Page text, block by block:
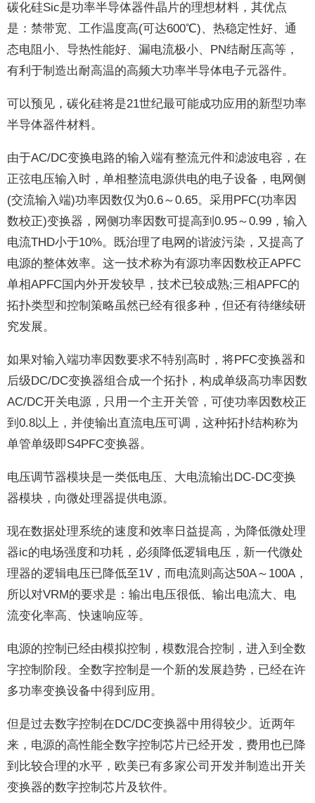
碳化硅Sic是功率半导体器件晶片的理想材料，其优点
是：禁带宽、工作温度高(可达600℃)、热稳定性好、通
态电阻小、导热性能好、漏电流极小、PN结耐压高等，
有利于制造出耐高温的高频大功率半导体电子元器件。
可以预见，碳化硅将是21世纪最可能成功应用的新型功率
半导体器件材料。
由于AC/DC变换电路的输入端有整流元件和滤波电容，在
正弦电压输入时，单相整流电源供电的电子设备，电网侧
(交流输入端)功率因数仅为0.6～0.65。采用PFC(功率因
数校正)变换器，网侧功率因数可提高到0.95～0.99，输入
电流THD小于10%。既治理了电网的谐波污染，又提高了
电源的整体效率。这一技术称为有源功率因数校正APFC
单相APFC国内外开发较早，技术已较成熟;三相APFC的
拓扑类型和控制策略虽然已经有很多种，但还有待继续研
究发展。
如果对输入端功率因数要求不特别高时，将PFC变换器和
后级DC/DC变换器组合成一个拓扑，构成单级高功率因数
AC/DC开关电源，只用一个主开关管，可使功率因数校正
到0.8以上，并使输出直流电压可调，这种拓扑结构称为
单管单级即S4PFC变换器。
电压调节器模块是一类低电压、大电流输出DC-DC变换
器模块，向微处理器提供电源。
现在数据处理系统的速度和效率日益提高，为降低微处理
器ic的电场强度和功耗，必须降低逻辑电压，新一代微处
理器的逻辑电压已降低至1V，而电流则高达50A～100A，
所以对VRM的要求是：输出电压很低、输出电流大、电
流变化率高、快速响应等。
电源的控制已经由模拟控制，模数混合控制，进入到全数
字控制阶段。全数字控制是一个新的发展趋势，已经在许
多功率变换设备中得到应用。
但是过去数字控制在DC/DC变换器中用得较少。近两年
来，电源的高性能全数字控制芯片已经开发，费用也已降
到比较合理的水平，欧美已有多家公司开发并制造出开关
变换器的数字控制芯片及软件。